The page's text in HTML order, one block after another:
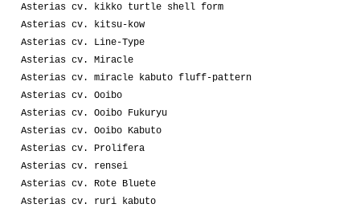
Asterias cv. kikko turtle shell form
Asterias cv. kitsu-kow
Asterias cv. Line-Type
Asterias cv. Miracle
Asterias cv. miracle kabuto fluff-pattern
Asterias cv. Ooibo
Asterias cv. Ooibo Fukuryu
Asterias cv. Ooibo Kabuto
Asterias cv. Prolifera
Asterias cv. rensei
Asterias cv. Rote Bluete
Asterias cv. ruri kabuto